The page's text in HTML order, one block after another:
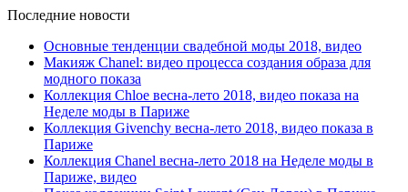
Последние новости
Основные тенденции свадебной моды 2018, видео
Макияж Chanel: видео процесса создания образа для
модного показа
Коллекция Chloe весна-лето 2018, видео показа на
Неделе моды в Париже
Коллекция Givenchy весна-лето 2018, видео показа в
Париже
Коллекция Chanel весна-лето 2018 на Неделе моды в
Париже, видео